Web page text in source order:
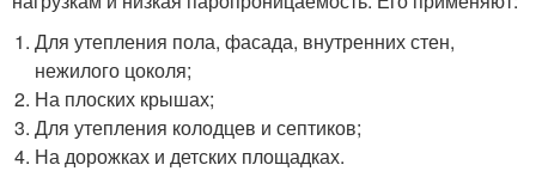
Для утепления пола, фасада, внутренних стен,
нежилого цоколя;
На плоских крышах;
Для утепления колодцев и септиков;
На дорожках и детских площадках.